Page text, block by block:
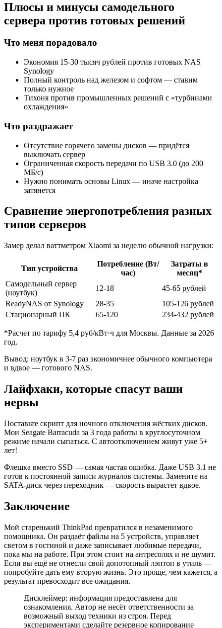
Плюсы и минусы самодельного
сервера против готовых решений
Что меня порадовало
Экономия 15-30 тысяч рублей против готовых NAS
Synology
Полный контроль над железом и софтом — ставим
только нужное
Тихоня против промышленных решений с «турбинами
охлаждения»
Что раздражает
Отсутствие горячего замены дисков — придётся
выключать сервер
Ограниченная скорость передачи по USB 3.0 (до 200
МБ/с)
Нужно понимать основы Linux — иначе настройка
затянется
Сравнение энергопотребления разных
типов серверов
Замер делал ваттметром Xiaomi за неделю обычной нагрузки:
Тип устройства
Потребление (Вт/
час)
Затраты в
месяц*
Самодельный сервер
(ноутбук)
12-18
45-65 рублей
ReadyNAS от Synology
28-35
105-126 рублей
Стационарный ПК
65-120 234-432 рублей
*Расчет по тарифу 5,4 руб/кВт·ч для Москвы. Данные за 2026
год.
Вывод: ноутбук в 3-7 раз экономичнее обычного компьютера
и вдвое — готового NAS.
Лайфхаки, которые спасут ваши
нервы
Поставьте скрипт для ночного отключения жёстких дисков.
Мои Seagate Barracuda за 3 года работы в круглосуточном
режиме начали сыпаться. С автоотключением живут уже 5+
лет!
Флешка вместо SSD — самая частая ошибка. Даже USB 3.1 не
готов к постоянной записи журналов системы. Замените на
SATA-диск через переходник — скорость вырастет вдвое.
Заключение
Мой старенький ThinkPad превратился в незаменимого
помощника. Он раздаёт файлы на 5 устройств, управляет
светом в гостиной и даже записывает любимые передачи,
пока мы на работе. При этом стоит на антресолях и не шумит.
Если вы ещё не отнесли свой допотопный лэптоп в утиль —
попробуйте дать ему вторую жизнь. Это проще, чем кажется, а
результат превосходит все ожидания.
Дисклеймер: информация предоставлена для
ознакомления. Автор не несёт ответственности за
возможный выход техники из строя. Перед
экспериментами сделайте резервное копирование